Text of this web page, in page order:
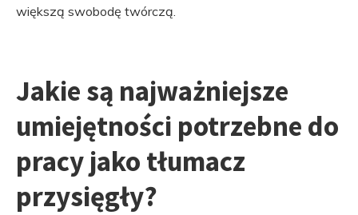
większą swobodę twórczą.
Jakie są najważniejsze
umiejętności potrzebne do
pracy jako tłumacz
przysięgły?